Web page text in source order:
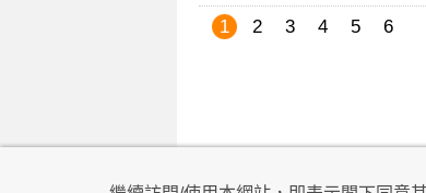
1 2 3 4 5 6
私隱政策 | 使用條款 免責及著作權